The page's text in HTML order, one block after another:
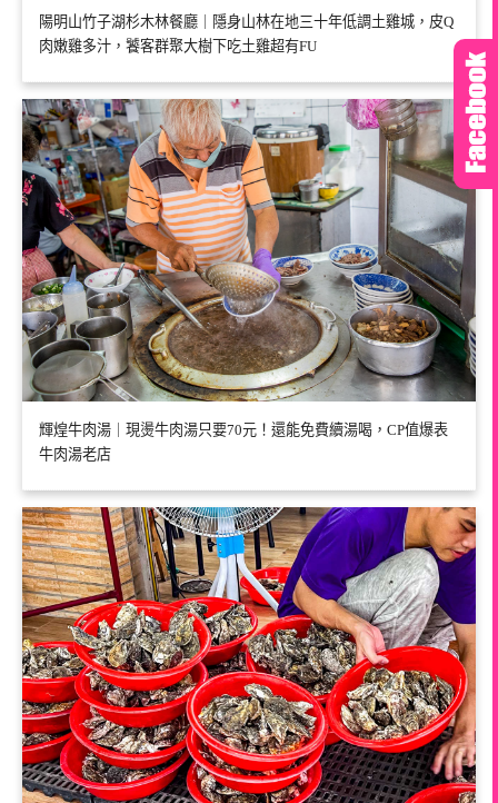
陽明山竹子湖杉木林餐廳｜隱身山林在地三十年低調土雞城，皮Q
肉嫩雞多汁，饕客群聚大樹下吃土雞超有FU
輝煌牛肉湯｜現燙牛肉湯只要70元！還能免費續湯喝，CP值爆表
牛肉湯老店